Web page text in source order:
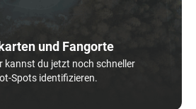
und Fangorte
kannst du jetzt noch schneller
Spots identifizieren.